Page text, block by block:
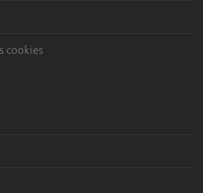
cookies